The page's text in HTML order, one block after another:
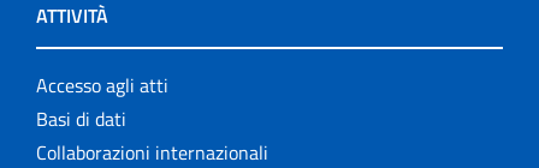
ATTIVITÀ
Accesso agli atti
Basi di dati
Collaborazioni internazionali